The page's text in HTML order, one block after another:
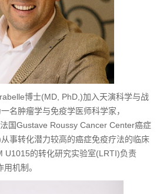
博士(MD, PhD,)加入天演科学与战
名肿瘤学与免疫学医师科学家，
国Gustave Roussy Cancer Center癌症
事转化潜力较高的癌症免疫疗法的临床
U1015的转化研究实验室(LRTI)负责
机制。